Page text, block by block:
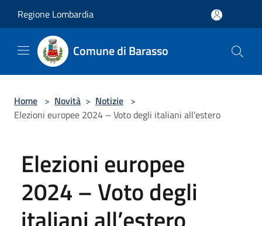
Regione Lombardia
Comune di Barasso
Home > Novità > Notizie >
Elezioni europee 2024 – Voto degli italiani all’estero
Elezioni europee
2024 – Voto degli